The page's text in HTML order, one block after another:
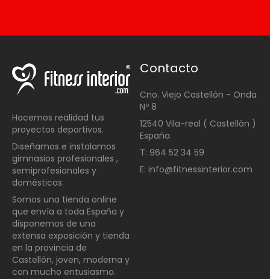
Hacemos realidad tus
proyectos deportivos.
Diseñamos e instalamos
gimnasios profesionales ,
semiprofesionales y
domésticos.
Somos una tienda online
que envía a toda España y
disponemos de una
extensa exposición y tienda
en la provincia de
Castellón, joven, moderna y
con mucho entusiasmo.
Contacto
Cno. Viejo Castellón - Onda
Nº 8
12540 Vila-real ( Castellón )
España
T: 964 52 34 59
E: info@fitnessinterior.com